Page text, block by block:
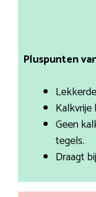
Pluspunten
Kalkvrije
Geen
tegels.
Draagt